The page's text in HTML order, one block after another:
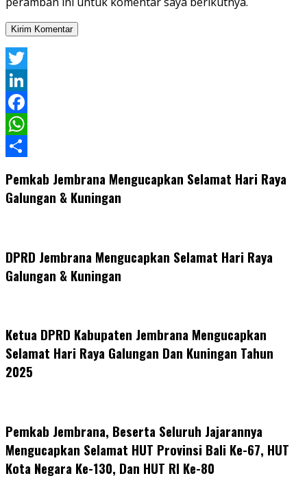
Twitter
LinkedIn
Facebook
WhatsApp
Pemkab Jembrana Mengucapkan Selamat Hari Raya
Galungan & Kuningan
DPRD Jembrana Mengucapkan Selamat Hari Raya
Galungan & Kuningan
Ketua DPRD Kabupaten Jembrana Mengucapkan
Selamat Hari Raya Galungan Dan Kuningan Tahun
2025
Pemkab Jembrana, Beserta Seluruh Jajarannya
Mengucapkan Selamat HUT Provinsi Bali Ke-67, HUT
Kota Negara Ke-130, Dan HUT RI Ke-80